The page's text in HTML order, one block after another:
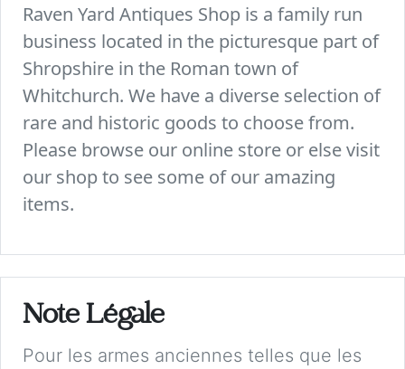
Raven Yard Antiques Shop is a family run
business located in the picturesque part of
Shropshire in the Roman town of
Whitchurch. We have a diverse selection of
rare and historic goods to choose from.
Please browse our online store or else visit
our shop to see some of our amazing
items.
Note Légale
Pour les armes anciennes telles que les